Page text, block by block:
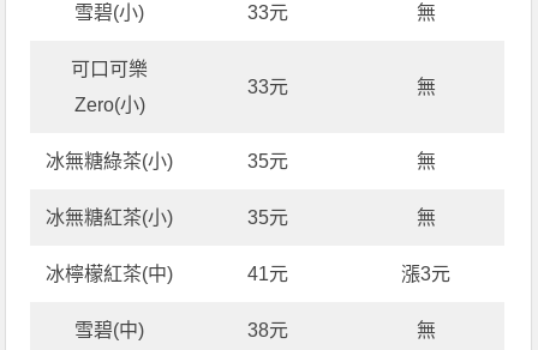
雪碧(小) 33元 無
可口可樂
Zero(小)
33元 無
冰無糖綠茶(小) 35元 無
冰無糖紅茶(小) 35元 無
冰檸檬紅茶(中) 41元 漲3元
雪碧(中) 38元 無